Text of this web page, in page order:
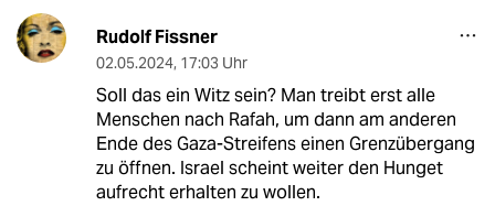
Rudolf Fissner
02.05.2024, 17:03 Uhr
Soll das ein Witz sein? Man treibt erst alle
Menschen nach Rafah, um dann am anderen
Ende des Gaza-Streifens einen Grenzübergang
zu öffnen. Israel scheint weiter den Hunget
aufrecht erhalten zu wollen.